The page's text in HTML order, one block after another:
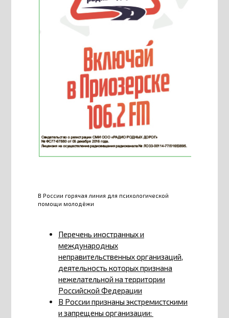
В России горячая линия для психологической
помощи молодёжи
Перечень иностранных и
международных
неправительственных организаций,
деятельность которых признана
нежелательной на территории
Российской Федерации
В России признаны экстремистскими
и запрещены организации: